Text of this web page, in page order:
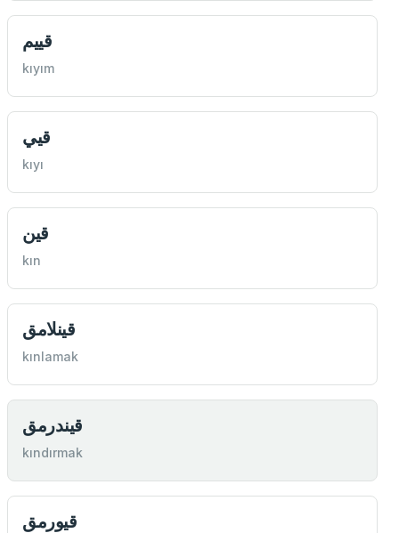
قييم
kıyım
قيي
kıyı
قين
kın
قينلامق
kınlamak
قيندرمق
kındırmak
قيورمق